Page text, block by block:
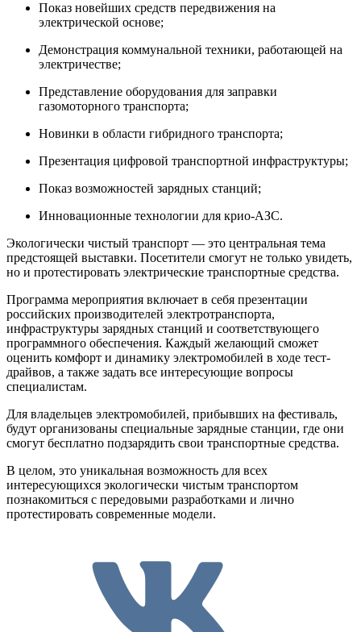
Показ новейших средств передвижения на
электрической основе;
Демонстрация коммунальной техники, работающей на
электричестве;
Представление оборудования для заправки
газомоторного транспорта;
Новинки в области гибридного транспорта;
Презентация цифровой транспортной инфраструктуры;
Показ возможностей зарядных станций;
Инновационные технологии для крио-АЗС.
Экологически чистый транспорт — это центральная тема
предстоящей выставки. Посетители смогут не только увидеть,
но и протестировать электрические транспортные средства.
Программа мероприятия включает в себя презентации
российских производителей электротранспорта,
инфраструктуры зарядных станций и соответствующего
программного обеспечения. Каждый желающий сможет
оценить комфорт и динамику электромобилей в ходе тест-
драйвов, а также задать все интересующие вопросы
специалистам.
Для владельцев электромобилей, прибывших на фестиваль,
будут организованы специальные зарядные станции, где они
смогут бесплатно подзарядить свои транспортные средства.
В целом, это уникальная возможность для всех
интересующихся экологически чистым транспортом
познакомиться с передовыми разработками и лично
протестировать современные модели.